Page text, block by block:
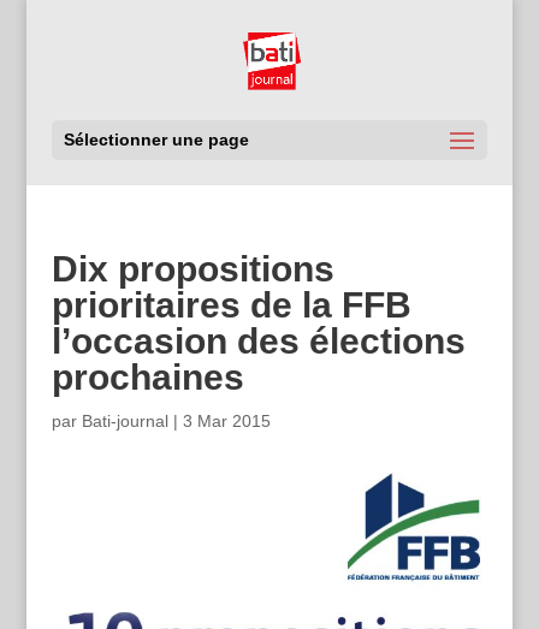
Sélectionner une page
Dix propositions
prioritaires de la FFB
l’occasion des élections
prochaines
par Bati-journal| 3 Mar 2015